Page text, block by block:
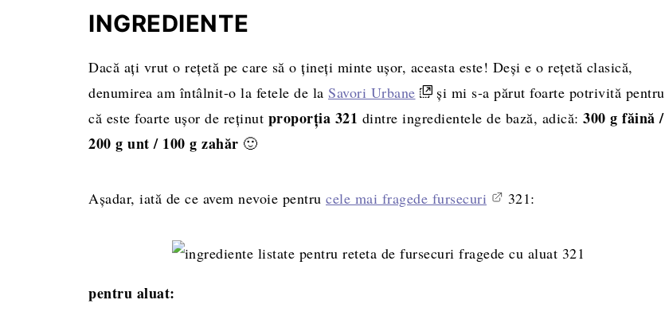
Rețeta completă, cantități și mod de preparare
INGREDIENTE
Dacă ați vrut o rețetă pe care să o țineți minte ușor, aceasta este! Deși e o rețetă clasică,
denumirea am întâlnit-o la fetele de la Savori Urbane
și mi s-a părut foarte potrivită pentru
că este foarte ușor de reținut proporția 321 dintre ingredientele de bază, adică: 300 g făină /
200 g unt / 100 g zahăr 🙂
Așadar, iată de ce avem nevoie pentru cele mai fragede fursecuri 321:
pentru aluat: